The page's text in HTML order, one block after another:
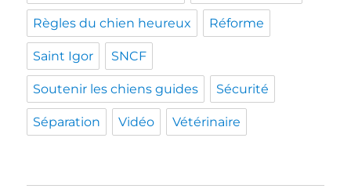
Règles du chien heureux Réforme
Saint Igor SNCF
Soutenir les chiens guides Sécurité
Séparation Vidéo Vétérinaire